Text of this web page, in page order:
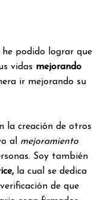
he podido lograr que
vidas mejorando
ir mejorando su
la creación de otros
al mejoramiento
Soy también
la cual se dedica
de que